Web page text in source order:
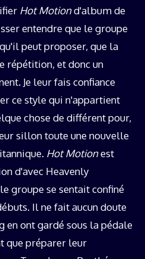
Hot Motiond'album de
entendre que le groupe
peut proposer, que la
répétition, et donc un
Je leur fais confiance
ce style qui n'appartient
chose de différent pour,
sillon toute une nouvelle
Hot Motionest
d'avec Heavenly
groupe se sentait confiné
Il ne fait aucun doute
en ont gardé sous la pédale
que préparer leur